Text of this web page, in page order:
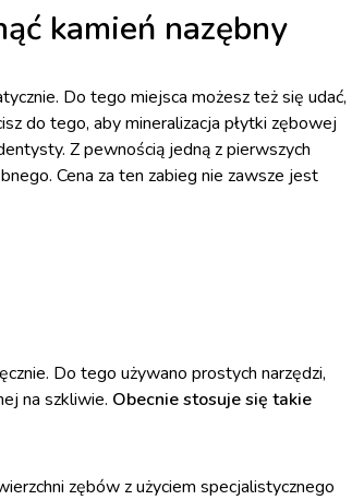
kamień nazębny
Do tego miejsca możesz też się udać,
do tego, aby mineralizacja płytki zębowej
Z pewnością jedną z pierwszych
Cena za ten zabieg nie zawsze jest
Do tego używano prostych narzędzi,
na szkliwie. Obecnie stosuje się takie
zębów z użyciem specjalistycznego